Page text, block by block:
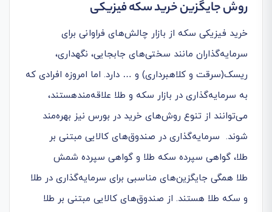
روش جایگزین خرید سکه فیزیکی
خرید فیزیکی سکه از بازار چالش‌های فراوانی برای
سرمایه‌گذاران مانند سختی‌های جابجایی، نگهداری،
ریسک(سرقت و کلاهبرداری) و … دارد. اما امروزه افرادی که
به سرمایه‌گذاری در بازار سکه و طلا علاقه‌مندهستند،
می‌توانند از تنوع روش‌های خرید در بورس نیز بهره‌مند
شوند. سرمایه‌گذاری در صندوق‌های کالایی مبتنی بر
طلا، گواهی سپرده سکه طلا و گواهی سپرده شمش
طلا همگی جایگزین‌های مناسبی برای سرمایه‌گذاری در طلا
و سکه طلا هستند. از صندوق‌های کالایی مبتنی بر طلا